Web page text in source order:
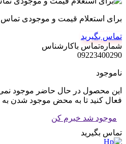
برای استعلام قیمت و موجودی تماس
تماس بگیرید
شماره‌تماس‌ با‌کارشناس
09223400290
ناموجود
این محصول در حال حاضر موجود نمی
فعال کنید تا به محض موجود شدن به
موجود شد خبرم کن
تماس بگیرید